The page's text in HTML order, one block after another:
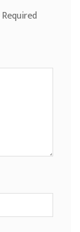
Required